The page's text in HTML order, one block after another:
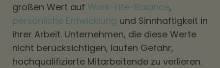
großen Wert auf Work-Life-Balance,
persönliche Entwicklung und Sinnhaftigkeit in
ihrer Arbeit. Unternehmen, die diese Werte
nicht berücksichtigen, laufen Gefahr,
hochqualifizierte Mitarbeitende zu verlieren.